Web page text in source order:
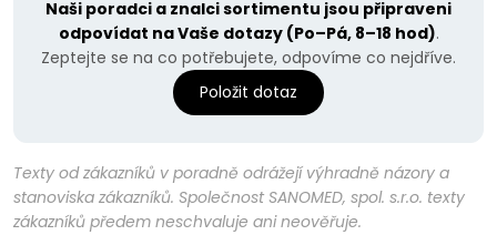
Naši poradci a znalci sortimentu jsou připraveni
odpovídat na Vaše dotazy (Po–Pá, 8–18 hod).
Zeptejte se na co potřebujete, odpovíme co nejdříve.
Položit dotaz
Texty od zákazníků v poradně odrážejí výhradně názory a
stanoviska zákazníků. Společnost SANOMED, spol. s.r.o. texty
zákazníků předem neschvaluje ani neověřuje.